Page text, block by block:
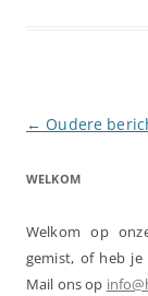
← Oudere
WELKOM
Welkom op
gemist, of heb je
Mail ons op